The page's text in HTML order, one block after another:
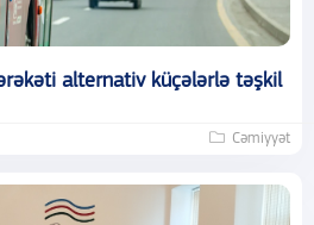
alternativ küçələrlə təşkil
Cəmiyyət